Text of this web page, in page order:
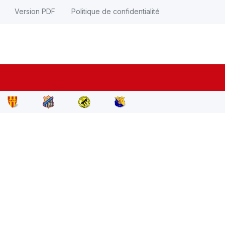
Version PDF Politique de confidentialité